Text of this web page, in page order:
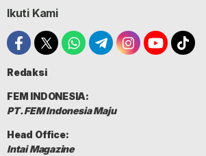
Ikuti Kami
Redaksi
FEM INDONESIA:
PT. FEM Indonesia Maju
Head Office:
Intai Magazine